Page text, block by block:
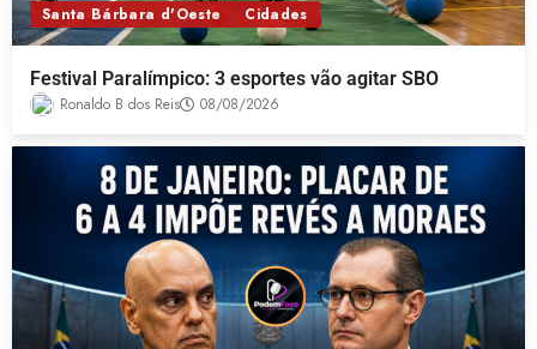
Santa Bárbara d'Oeste Cidades
Festival Paralímpico: 3 esportes vão agitar SBO
Ronaldo B dos Reis 08/08/2026